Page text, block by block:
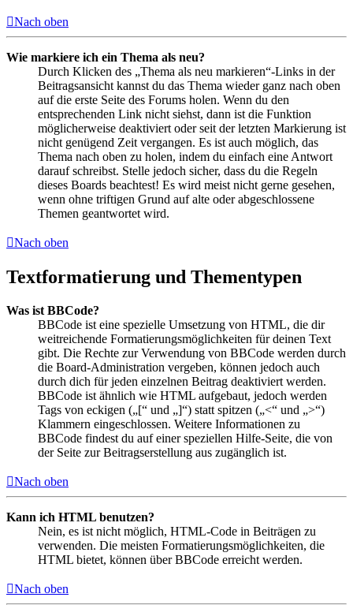
Nach oben
Wie markiere ich ein Thema als neu?
Durch Klicken des „Thema als neu markieren“-Links in der
Beitragsansicht kannst du das Thema wieder ganz nach oben
auf die erste Seite des Forums holen. Wenn du den
entsprechenden Link nicht siehst, dann ist die Funktion
möglicherweise deaktiviert oder seit der letzten Markierung ist
nicht genügend Zeit vergangen. Es ist auch möglich, das
Thema nach oben zu holen, indem du einfach eine Antwort
darauf schreibst. Stelle jedoch sicher, dass du die Regeln
dieses Boards beachtest! Es wird meist nicht gerne gesehen,
wenn ohne triftigen Grund auf alte oder abgeschlossene
Themen geantwortet wird.
Nach oben
Textformatierung und Thementypen
Was ist BBCode?
BBCode ist eine spezielle Umsetzung von HTML, die dir
weitreichende Formatierungsmöglichkeiten für deinen Text
gibt. Die Rechte zur Verwendung von BBCode werden durch
die Board-Administration vergeben, können jedoch auch
durch dich für jeden einzelnen Beitrag deaktiviert werden.
BBCode ist ähnlich wie HTML aufgebaut, jedoch werden
Tags von eckigen („[“ und „]“) statt spitzen („<“ und „>“)
Klammern eingeschlossen. Weitere Informationen zu
BBCode findest du auf einer speziellen Hilfe-Seite, die von
der Seite zur Beitragserstellung aus zugänglich ist.
Nach oben
Kann ich HTML benutzen?
Nein, es ist nicht möglich, HTML-Code in Beiträgen zu
verwenden. Die meisten Formatierungsmöglichkeiten, die
HTML bietet, können über BBCode erreicht werden.
Nach oben